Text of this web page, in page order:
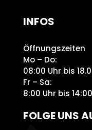
INFOS
Öffnungszeiten
Mo – Do:
08:00 Uhr bis
Fr – Sa:
8:00 Uhr bis
FOLGE UNS